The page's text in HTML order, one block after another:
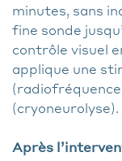
minutes, sans
fine sonde
contrôle visuel
applique une
(cryoneurolyse).
Après